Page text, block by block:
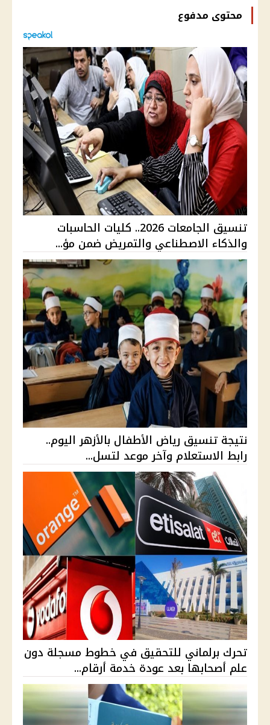
محتوى مدفوع
تنسيق الجامعات 2026.. كليات الحاسبات
والذكاء الاصطناعي والتمريض ضمن مؤ...
نتيجة تنسيق رياض الأطفال بالأزهر اليوم..
رابط الاستعلام وآخر موعد لتسل...
تحرك برلماني للتحقيق في خطوط مسجلة دون
علم أصحابها بعد عودة خدمة أرقام...